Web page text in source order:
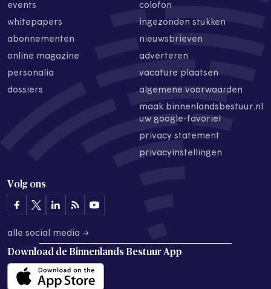
events
whitepapers
abonnementen
online magazine
personalia
dossiers
colofon
ingezonden stukken
nieuwsbrieven
adverteren
vacature plaatsen
algemene voorwaarden
maak binnenlandsbestuur.nl
uw google-favoriet
privacy statement
privacyinstellingen
Volg ons
alle social media →
Download de Binnenlands Bestuur App